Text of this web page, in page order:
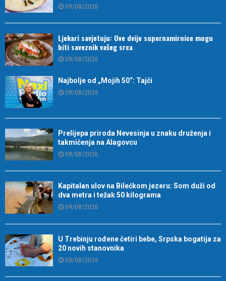
09/08/2026
Ljekari savjetuju: Ove dvije supernamirnice mogu
biti saveznik vašeg srca
09/08/2026
Najbolje od „Mojih 50“: Tajči
09/08/2026
Prelijepa priroda Nevesinja u znaku druženja i
takmičenja na Alagovcu
09/08/2026
Kapitalan ulov na Bilećkom jezeru: Som duži od
dva metra i težak 50 kilograma
09/08/2026
U Trebinju rođene četiri bebe, Srpska bogatija za
20 novih stanovnika
09/08/2026